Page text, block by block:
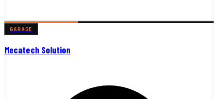
GARAGE
Mecatech Solution